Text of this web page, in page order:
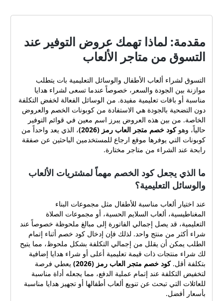
لشراء هدايا مناسبة أو باقات
الفعالة لخفض التكلفة دون
التضحية بالجودة هي الاستفادة
من كوبونات الخصم والعروض
الخاصة. من بين هذه العروض
يبرز اسم معين في قوائم
التوفير حالياً، وهو كود خصم
متجر العاب رمز (2026)، الذي
يعد واحداً من كوبونات التي
يوفرها موقع ارجاع
للمستخدمين الباحثين عن
صفقة رابحة عند الشراء من
متاجر مختارة. ما الذي يجعل
الألعاب والوسائل التعليمية؟
عند اختيار ألعاب مناسبة
للأطفال مثل مجموعات البناء
المغناطيسية، ألعاب السلايم
الحسية، أو مجموعات الصلاة
التعليمية، قد يصل إجمالي
الفاتورة إلى مبالغ ملحوظة
خصوصاً عند شراء أكثر من
منتج واحد. لذلك فإن إدخال كود
خصم أثناء إتمام الطلب يمكن
أن يقلل من إجمالي التكلفة
بشكل ملحوظ، مما يتيح لك
شراء منتجات ذات قيمة
مقدمة: لماذا تهمك عروض التوفير عند
التسوق من متاجر الألعاب
التسوق لشراء ألعاب الأطفال والوسائل التعليمية بات يتطلب
موازنة بين الجودة والسعر، خصوصاً عندما تسعى لشراء هدايا
مناسبة أو باقات تعليمية مفيدة. من الوسائل الفعالة لخفض التكلفة
دون التضحية بالجودة هي الاستفادة من كوبونات الخصم والعروض
الخاصة. من بين هذه العروض يبرز اسم معين في قوائم التوفير
حالياً، وهوكود خصم متجر العاب رمز (2026)
، الذي يعد واحداً من
كوبونات التي يوفرها موقع ارجاع للمستخدمين الباحثين عن صفقة
رابحة عند الشراء من متاجر مختارة.
ما الذي يجعل كود الخصم مهماً لمشتريات الألعاب
والوسائل التعليمية؟
عند اختيار ألعاب مناسبة للأطفال مثل مجموعات البناء
المغناطيسية، ألعاب السلايم الحسية، أو مجموعات الصلاة
التعليمية، قد يصل إجمالي الفاتورة إلى مبالغ ملحوظة خصوصاً عند
شراء أكثر من منتج واحد. لذلك فإن إدخال كود خصم أثناء إتمام
الطلب يمكن أن يقلل من إجمالي التكلفة بشكل ملحوظ، مما يتيح
لك شراء منتجات ذات قيمة تعليمية أعلى أو شراء هدايا إضافية
بتكلفة أقل.كود خصم متجر العاب رمز (2026)
يعطي فرصة
لتخفيض التكلفة عند إتمام عملية الدفع، مما يجعله أداة مناسبة
للعائلات التي تبحث عن تنويع ألعاب أطفالها أو تجهيز هدايا مناسبة
بأسعار أفضل.